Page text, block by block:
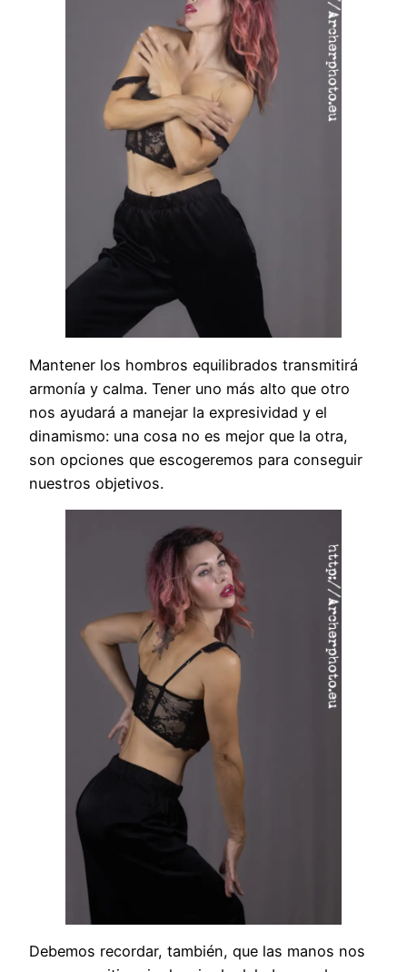
Mantener los hombros equilibrados transmitirá
armonía y calma. Tener uno más alto que otro
nos ayudará a manejar la expresividad y el
dinamismo: una cosa no es mejor que la otra,
son opciones que escogeremos para conseguir
nuestros objetivos.
Debemos recordar, también, que las manos nos